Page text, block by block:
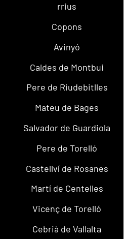
rrius
Copons
Avinyó
Caldes de Montbui
Pere de Riudebitlles
Mateu de Bages
Salvador de Guardiola
Pere de Torelló
Castellví de Rosanes
Martí de Centelles
Vicenç de Torelló
Cebrià de Vallalta